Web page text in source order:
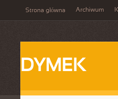
Strona główna Archiwum
DYMEK